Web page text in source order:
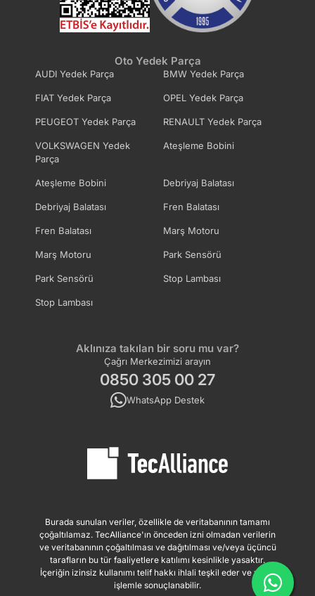
Oto Yedek Parça
AUDI Yedek Parça BMW Yedek Parça
FIAT Yedek Parça OPEL Yedek Parça
PEUGEOT Yedek Parça RENAULT Yedek Parça
VOLKSWAGEN Yedek
Parça
Ateşleme Bobini
Ateşleme Bobini Debriyaj Balatası
Debriyaj Balatası Fren Balatası
Fren Balatası Marş Motoru
Marş Motoru Park Sensörü
Park Sensörü Stop Lambası
Stop Lambası
Aklınıza takılan bir soru mu var?
Çağrı Merkezimizi arayın
0850 305 00 27
WhatsApp Destek
Burada sunulan veriler, özellikle de veritabanının tamamı
çoğaltılamaz. TecAlliance'ın önceden izni olmadan verilerin
ve veritabanının çoğaltılması ve dağıtılması ve/veya üçüncü
tarafların bu tür faaliyetlere katılımı kesinlikle yasaktır.
İçeriğin izinsiz kullanımı telif hakkı ihlali teşkil eder ve yasal
işlemle sonuçlanabilir.